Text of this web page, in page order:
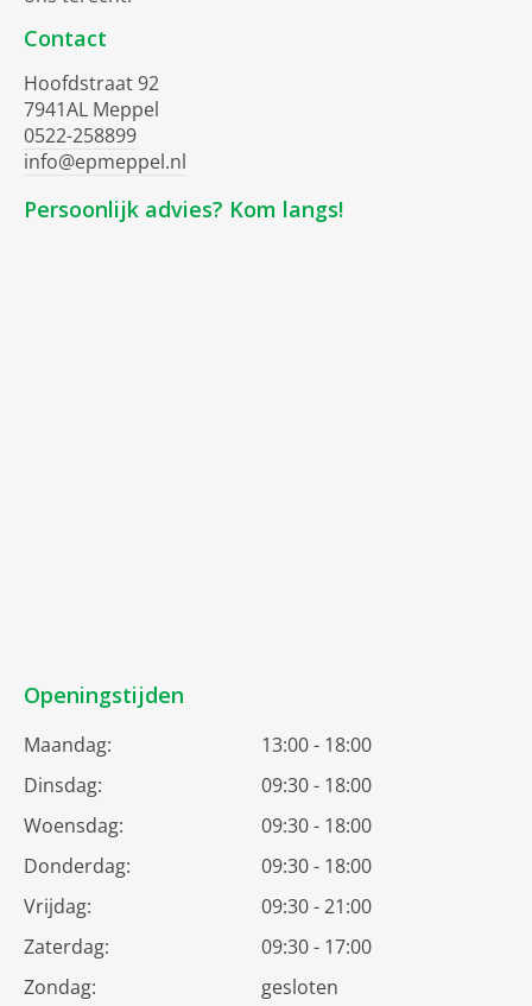
Contact
Hoofdstraat 92
7941AL Meppel
0522-258899
info@epmeppel.nl
Persoonlijk advies? Kom langs!
Openingstijden
Maandag:
13:00 - 18:00
Dinsdag:
09:30 - 18:00
Woensdag:
09:30 - 18:00
Donderdag:
09:30 - 18:00
Vrijdag:
09:30 - 21:00
Zaterdag:
09:30 - 17:00
Zondag:
gesloten